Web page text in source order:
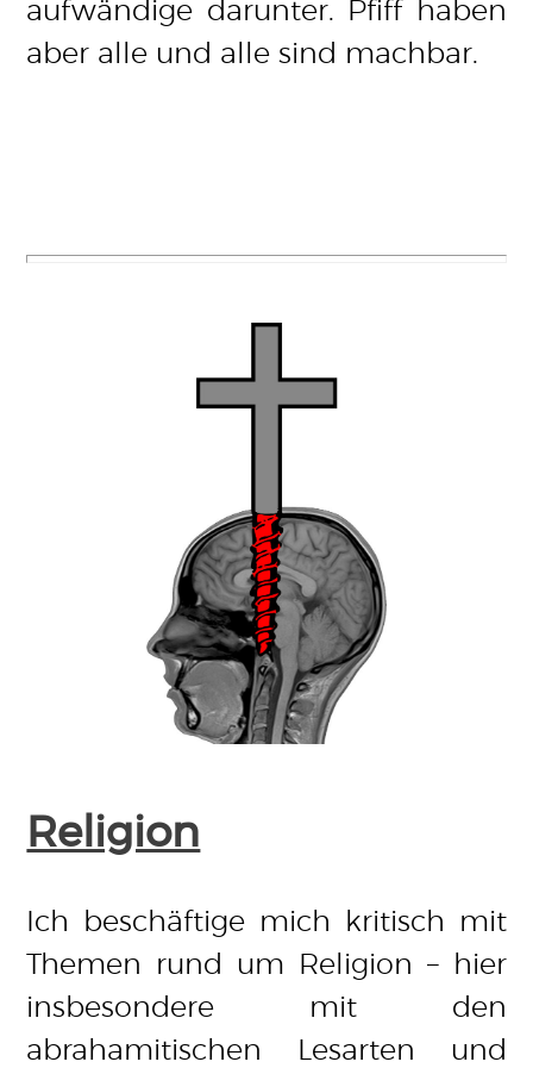
aufwändige darunter. Pfiff haben
aber alle und alle sind machbar.
Religion
Ich beschäftige mich kritisch mit
Themen rund um Religion – hier
insbesondere mit den
abrahamitischen Lesarten und